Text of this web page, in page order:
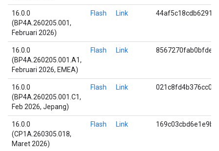
16.0.0
(BP4A.260205.001,
Februari 2026)
Flash Link
16.0.0
(BP4A.260205.001.A1,
Februari 2026, EMEA)
Flash Link
16.0.0
(BP4A.260205.001.C1,
Feb 2026, Jepang)
Flash Link
16.0.0
(CP1A.260305.018,
Maret 2026)
Flash Link